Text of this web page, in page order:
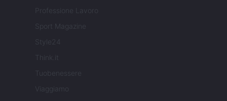
Professione Lavoro
Sport Magazine
Style24
Think.it
Tuobenessere
Viaggiamo